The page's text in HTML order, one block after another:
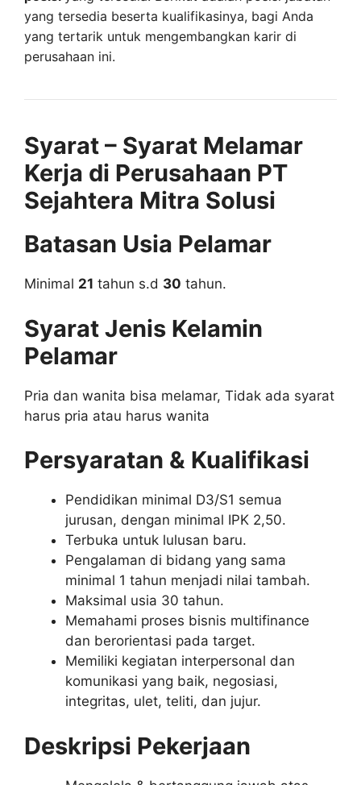
yang tersedia beserta kualifikasinya, bagi Anda
yang tertarik untuk mengembangkan karir di
perusahaan ini.
Syarat – Syarat Melamar
Kerja di Perusahaan PT
Sejahtera Mitra Solusi
Batasan Usia Pelamar
Minimal 21 tahun s.d 30 tahun.
Syarat Jenis Kelamin
Pelamar
Pria dan wanita bisa melamar, Tidak ada syarat
harus pria atau harus wanita
Persyaratan & Kualifikasi
Pendidikan minimal D3/S1 semua
jurusan, dengan minimal IPK 2,50.
Terbuka untuk lulusan baru.
Pengalaman di bidang yang sama
minimal 1 tahun menjadi nilai tambah.
Maksimal usia 30 tahun.
Memahami proses bisnis multifinance
dan berorientasi pada target.
Memiliki kegiatan interpersonal dan
komunikasi yang baik, negosiasi,
integritas, ulet, teliti, dan jujur.
Deskripsi Pekerjaan